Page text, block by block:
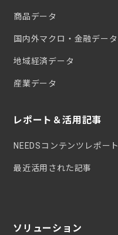
商品データ
国内外マクロ・金融データ
地域経済データ
産業データ
レポート＆活用記事
NEEDSコンテンツレポート
最近活用された記事
ソリューション